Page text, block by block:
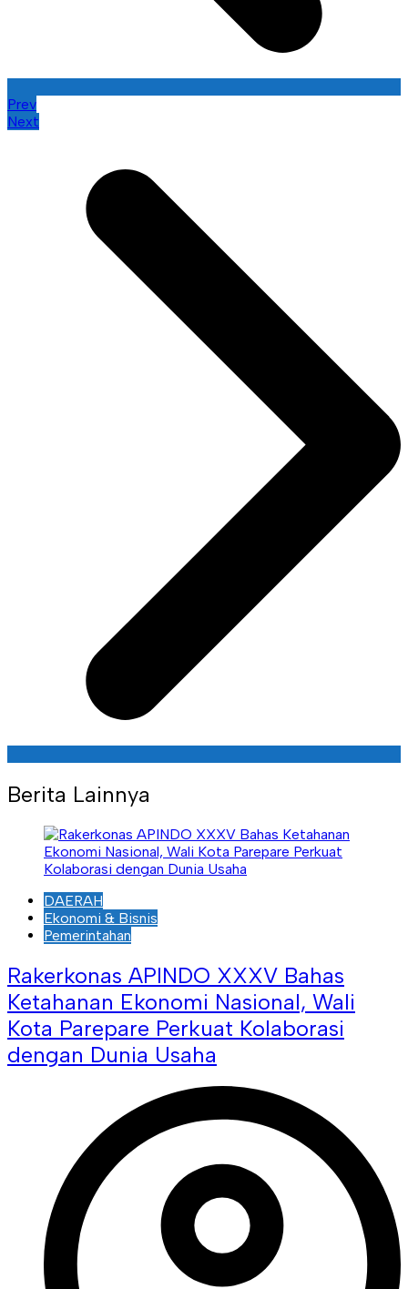
Prev
Next
Berita Lainnya
DAERAH
Ekonomi & Bisnis
Pemerintahan
Rakerkonas APINDO XXXV Bahas
Ketahanan Ekonomi Nasional, Wali
Kota Parepare Perkuat Kolaborasi
dengan Dunia Usaha